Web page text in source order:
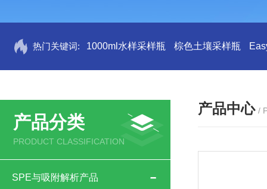
热门关键词: 1000ml水样采样瓶 棕色土壤采样瓶
产品分类
PRODUCT CLASSIFICATION
SPE与吸附解析产品
产品中心 /